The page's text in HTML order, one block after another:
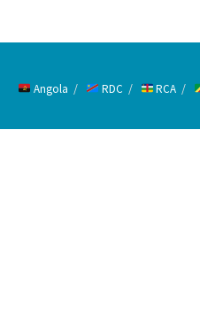
Angola RDC RCA